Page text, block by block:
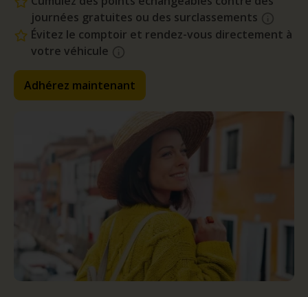
journées gratuites ou des surclassements
Évitez le comptoir et rendez-vous directement à
votre véhicule
Adhérez maintenant